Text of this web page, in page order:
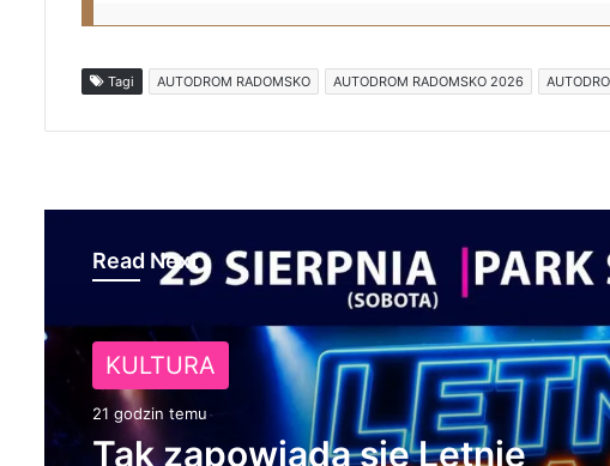
Tagi AUTODROM RADOMSKO AUTODROM RADOMSKO 2026
Read Next
KULTURA
21 godzin temu
NA SYGNALE
1 dzień temu